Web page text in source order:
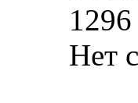
1296
Нет